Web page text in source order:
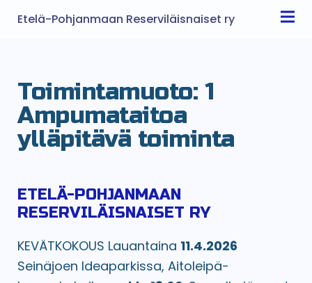
Etelä-Pohjanmaan Reserviläisnaiset ry
Toimintamuoto: 1
Ampumataitoa
ylläpitävä toiminta
ETELÄ-POHJANMAAN
RESERVILÄISNAISET RY
KEVÄTKOKOUS Lauantaina 11.4.2026
Seinäjoen Ideaparkissa, Aitoleipä-